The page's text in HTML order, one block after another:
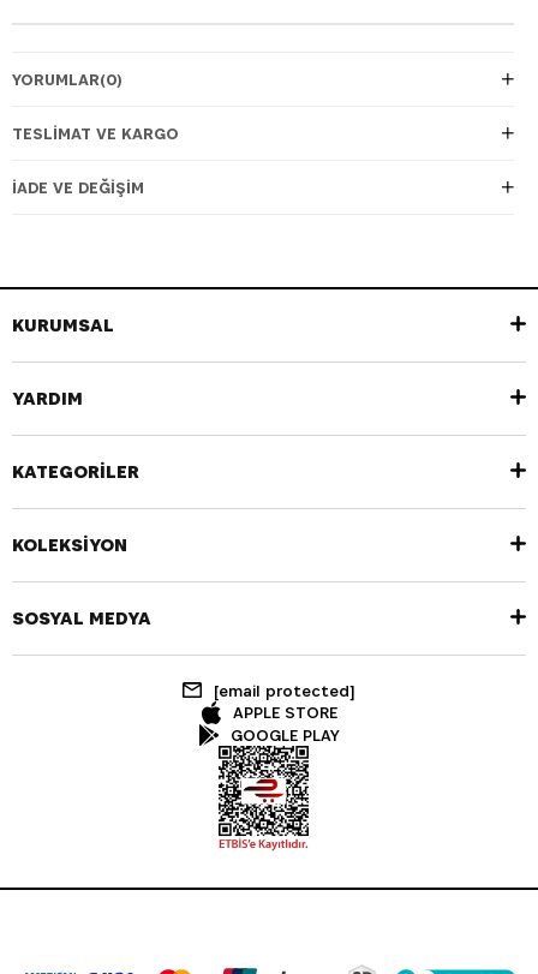
YORUMLAR(0)
TESLIMAT VE KARGO
İADE VE DEĞIŞIM
KURUMSAL
YARDIM
KATEGORİLER
KOLEKSİYON
SOSYAL MEDYA
[email protected]
APPLE STORE
GOOGLE PLAY